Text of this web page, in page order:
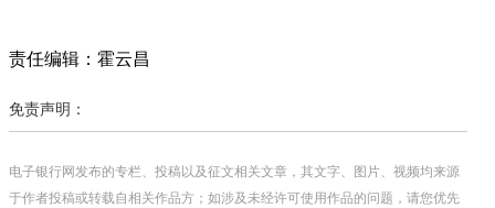
责任编辑：霍云昌
免责声明：
电子银行网发布的专栏、投稿以及征文相关文章，其文字、图片、视频均来源
于作者投稿或转载自相关作品方；如涉及未经许可使用作品的问题，请您优先